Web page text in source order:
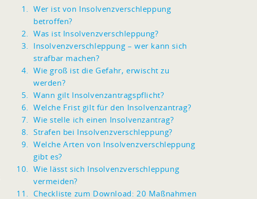
Wer ist von Insolvenzverschleppung
betroffen?
Was ist Insolvenzverschleppung?
Insolvenzverschleppung – wer kann sich
strafbar machen?
Wie groß ist die Gefahr, erwischt zu
werden?
Wann gilt Insolvenzantragspflicht?
Welche Frist gilt für den Insolvenzantrag?
Wie stelle ich einen Insolvenzantrag?
Strafen bei Insolvenzverschleppung?
Welche Arten von Insolvenzverschleppung
gibt es?
Wie lässt sich Insolvenzverschleppung
vermeiden?
Checkliste zum Download: 20 Maßnahmen